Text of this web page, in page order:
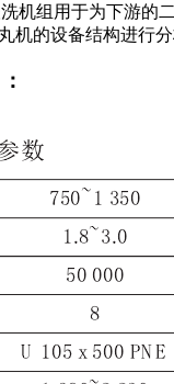
机组用于为下游
机的设备结构进行分